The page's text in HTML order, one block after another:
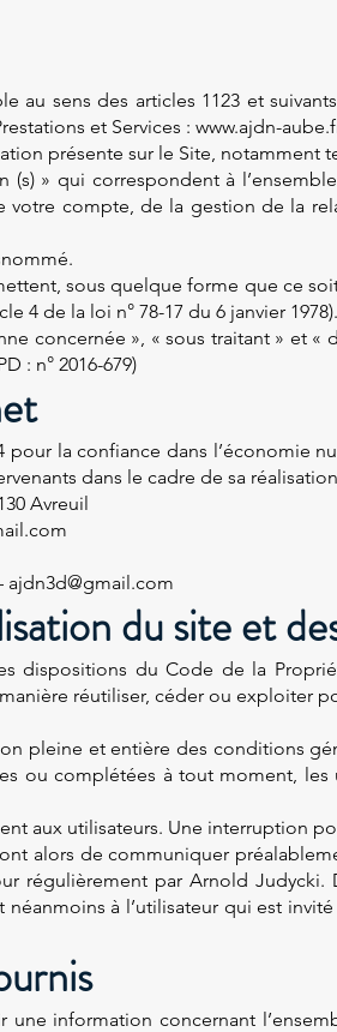
au sens des articles 1123 et
et Services : www.ajdn-
présente sur le Site, notamment
» qui correspondent à
votre compte, de la gestion de la
sous quelque forme que ce
4 de la loi n° 78-17 du 6 janvier 1978).
concernée », « sous traitant » et
: n° 2016-679)
pour la confiance dans l’économie
dans le cadre de sa
Avreuil
du site et
dispositions du Code de la
réutiliser, céder ou exploiter
pleine et entière des conditions
ou complétées à tout moment, les
aux utilisateurs. Une interruption
alors de communiquer
régulièrement par Arnold
à l’utilisateur qui est
une information concernant